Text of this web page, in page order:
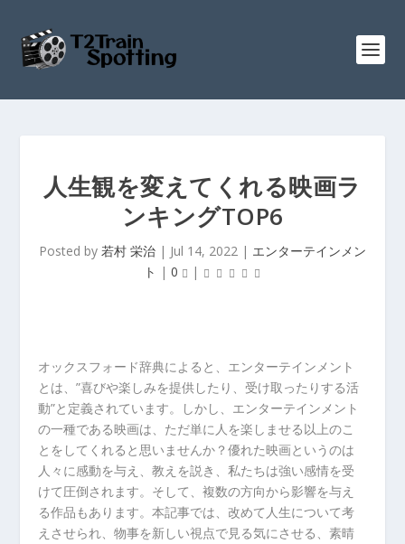
人生観を変えてくれる映画ラ
ンキングTOP6
Posted by 若村 栄治 | Jul 14, 2022 | エンターテインメン
ト | 0 |
オックスフォード辞典によると、エンターテインメント
とは、”喜びや楽しみを提供したり、受け取ったりする活
動”と定義されています。しかし、エンターテインメント
の一種である映画は、ただ単に人を楽しませる以上のこ
とをしてくれると思いませんか？優れた映画というのは
人々に感動を与え、教えを説き、私たちは強い感情を受
けて圧倒されます。そして、複数の方向から影響を与え
る作品もあります。本記事では、改めて人生について考
えさせられ、物事を新しい視点で見る気にさせる、素晴